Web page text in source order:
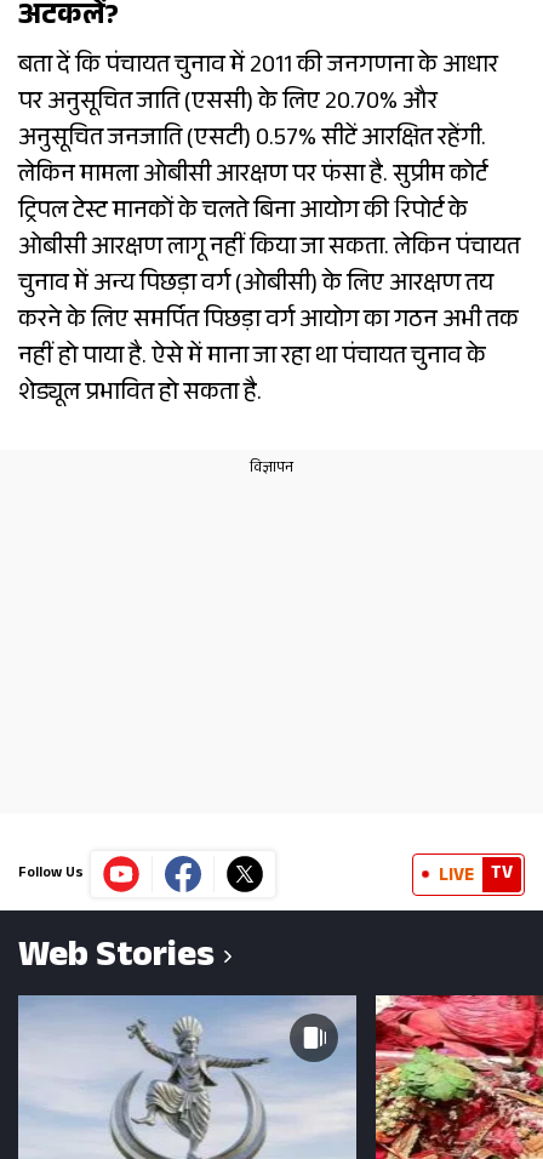
अटकलें?
बता दें कि पंचायत चुनाव में 2011 की जनगणना के आधार
पर अनुसूचित जाति (एससी) के लिए 20.70% और
अनुसूचित जनजाति (एसटी) 0.57% सीटें आरक्षित रहेंगी.
लेकिन मामला ओबीसी आरक्षण पर फंसा है. सुप्रीम कोर्ट
ट्रिपल टेस्ट मानकों के चलते बिना आयोग की रिपोर्ट के
ओबीसी आरक्षण लागू नहीं किया जा सकता. लेकिन पंचायत
चुनाव में अन्य पिछड़ा वर्ग (ओबीसी) के लिए आरक्षण तय
करने के लिए समर्पित पिछड़ा वर्ग आयोग का गठन अभी तक
नहीं हो पाया है. ऐसे में माना जा रहा था पंचायत चुनाव के
शेड्यूल प्रभावित हो सकता है.
Follow Us LIVE TV
Web Stories